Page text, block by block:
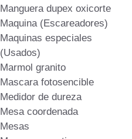
Manguera dupex oxicorte
Maquina (Escareadores)
Maquinas especiales
(Usados)
Marmol granito
Mascara fotosencible
Medidor de dureza
Mesa coordenada
Mesas